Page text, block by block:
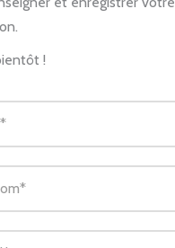
!